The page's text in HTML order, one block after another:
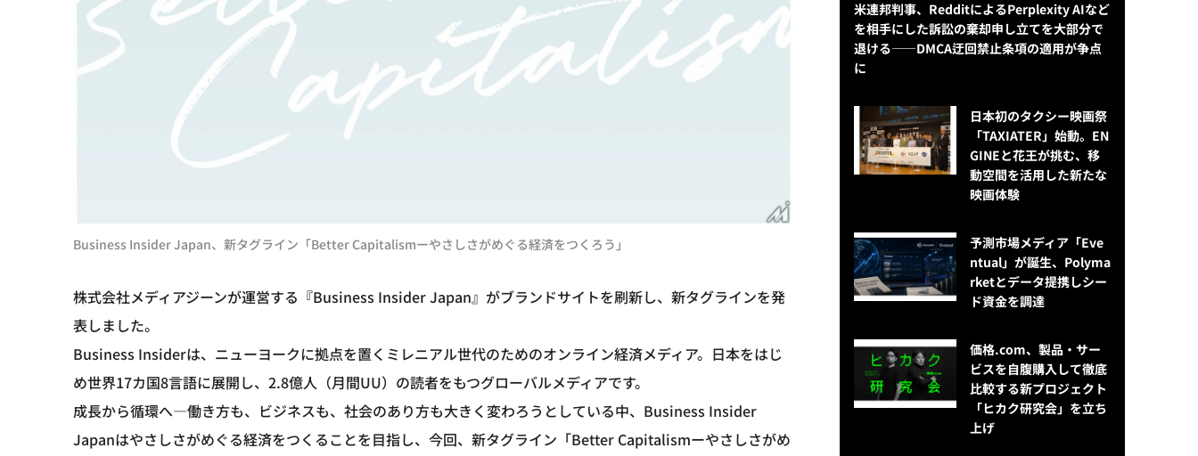
Business Insider Japan、新タグライン「Better Capitalismーやさしさがめぐる経済をつくろう」
株式会社メディアジーンが運営する『Business Insider Japan』がブランドサイトを刷新し、新タグラインを発
表しました。
Business Insiderは、ニューヨークに拠点を置くミレニアル世代のためのオンライン経済メディア。日本をはじ
め世界17カ国8言語に展開し、2.8億人（月間UU）の読者をもつグローバルメディアです。
成長から循環へ―働き方も、ビジネスも、社会のあり方も大きく変わろうとしている中、Business Insider
Japanはやさしさがめぐる経済をつくることを目指し、今回、新タグライン「Better Capitalismーやさしさがめ
米連邦判事、RedditによるPerplexity AIなど
を相手にした訴訟の棄却申し立てを大部分で
退ける——DMCA迂回禁止条項の適用が争点
に
日本初のタクシー映画祭
「TAXIATER」始動。EN
GINEと花王が挑む、移
動空間を活用した新たな
映画体験
予測市場メディア「Eve
ntual」が誕生、Polyma
rketとデータ提携しシー
ド資金を調達
価格.com、製品・サー
ビスを自腹購入して徹底
比較する新プロジェクト
「ヒカク研究会」を立ち
上げ